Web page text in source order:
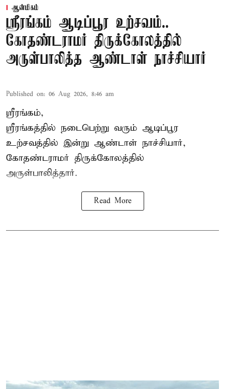
ஆன்மிகம்
ஸ்ரீரங்கம் ஆடிப்பூர உற்சவம்..
கோதண்டராமர் திருக்கோலத்தில்
அருள்பாலித்த ஆண்டாள் நாச்சியார்
Published on: 06 Aug 2026, 8:46 am
ஸ்ரீரங்கம்,
ஸ்ரீரங்கத்தில் நடைபெற்று வரும் ஆடிப்பூர
உற்சவத்தில் இன்று ஆண்டாள் நாச்சியார்,
கோதண்டராமர் திருக்கோலத்தில்
அருள்பாலித்தார்.
Read More